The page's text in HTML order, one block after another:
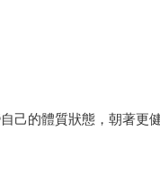
己的體質狀態，朝著更